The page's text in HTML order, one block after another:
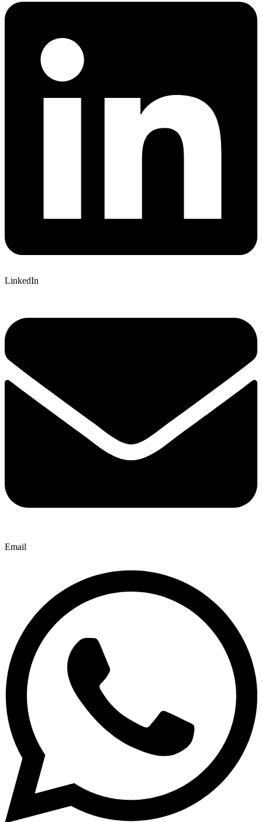
LinkedIn
Email